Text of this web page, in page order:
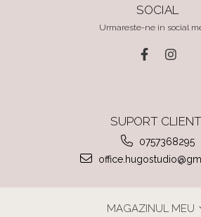
SOCIAL
Urmareste-ne in social
SUPORT
0757368295
MAGAZINUL MEU